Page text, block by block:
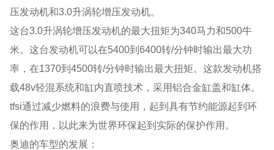
压发动机和3.0升涡轮增压发动机。
这台3.0升涡轮增压发动机的最大扭矩为340马力和500牛
米。这台发动机可以在5400到6400转/分钟时输出最大功
率，在1370到4500转/分钟时输出最大扭矩。这款发动机搭
载48v轻混系统和缸内直喷技术，采用铝合金缸盖和缸体。
tfsi通过减少燃料的浪费与使用，起到具有节约能源起到环
保的作用，以此来为世界环保起到实际的保护作用。
奥迪的车型的发展：